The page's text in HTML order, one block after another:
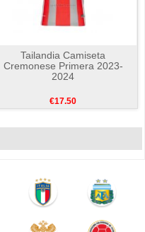
Tailandia Camiseta
Cremonese Primera 2023-
2024
€17.50